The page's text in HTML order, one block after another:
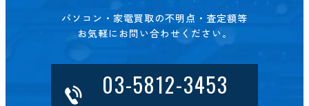
パソコン・家電買取の不明点・査定額等
お気軽にお問い合わせください。
03-5812-3453